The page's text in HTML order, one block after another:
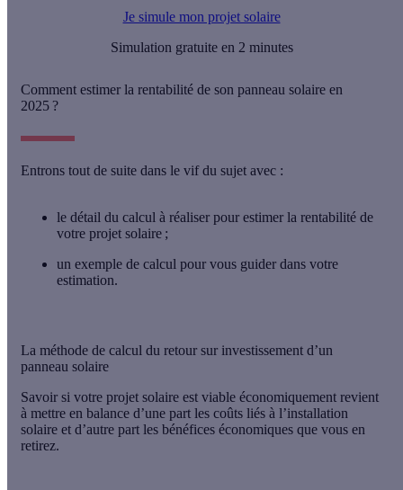
Je simule mon projet solaire
Simulation gratuite en 2 minutes
Comment estimer la rentabilité de son panneau solaire en
2025 ?
Entrons tout de suite dans le vif du sujet avec :
le détail du calcul à réaliser pour estimer la rentabilité de
votre projet solaire ;
un exemple de calcul pour vous guider dans votre
estimation.
La méthode de calcul du retour sur investissement d’un
panneau solaire
Savoir si votre projet solaire est viable économiquement revient
à mettre en balance d’une part les coûts liés à l’installation
solaire et d’autre part les bénéfices économiques que vous en
retirez.